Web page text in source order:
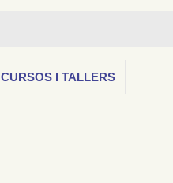
CURSOS I TALLERS